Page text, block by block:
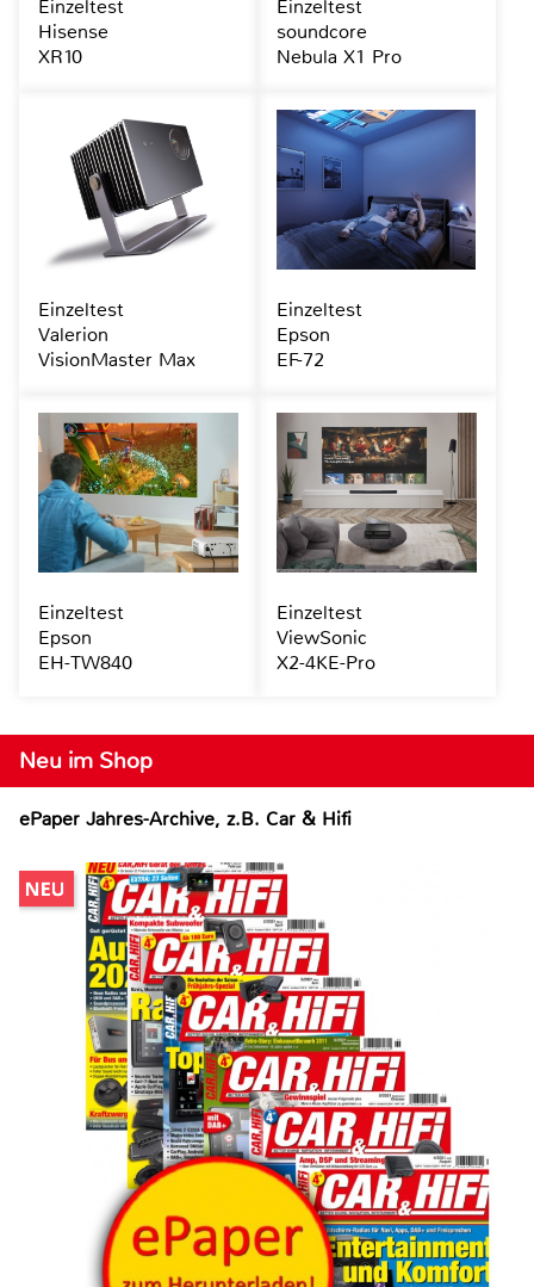
Neu im Shop
ePaper Jahres-Archive, z.B. Car & Hifi
Einzeltest
Hisense
XR10
Einzeltest
soundcore
Nebula X1 Pro
Einzeltest
Valerion
VisionMaster Max
Einzeltest
Epson
EF-72
Einzeltest
Epson
EH-TW840
Einzeltest
ViewSonic
X2-4KE-Pro